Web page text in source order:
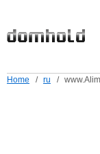
Home / ru /